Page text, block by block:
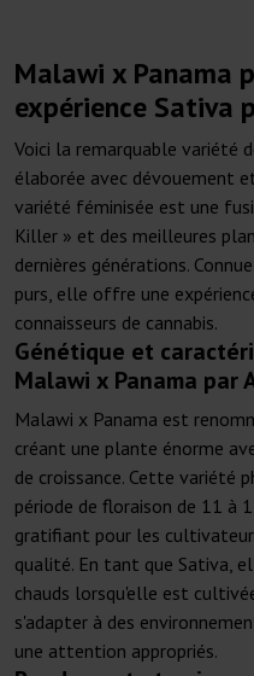
Malawi x Panama
expérience Sativa
Voici la remarquable variété
élaborée avec dévouement
variété féminisée est une
Killer » et des meilleures
dernières générations.
purs, elle offre une
connaisseurs de cannabis.
Génétique et
Malawi x Panama par
Malawi x Panama est
créant une plante énorme
de croissance. Cette variété
période de floraison de 11 à
gratifiant pour les
qualité. En tant que Sativa,
chauds lorsqu'elle est
s'adapter à des
une attention appropriés.